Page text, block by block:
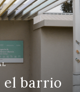
el barrio